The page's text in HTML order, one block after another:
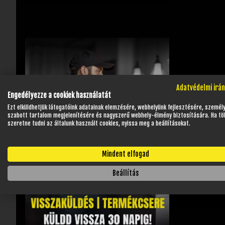
Adatvédelmi
Engedélyezze a cookiek használatát
Ezt elküldhetjük látogatóink adatainak elemzésére, webhelyünk fejlesztésére,
szabott tartalom megjelenítésére és nagyszerű webhely-élmény biztosítására. Ha
szeretne tudni az általunk használt cookies, nyissa meg a beállításokat.
Mindent elfogad
Beállítás